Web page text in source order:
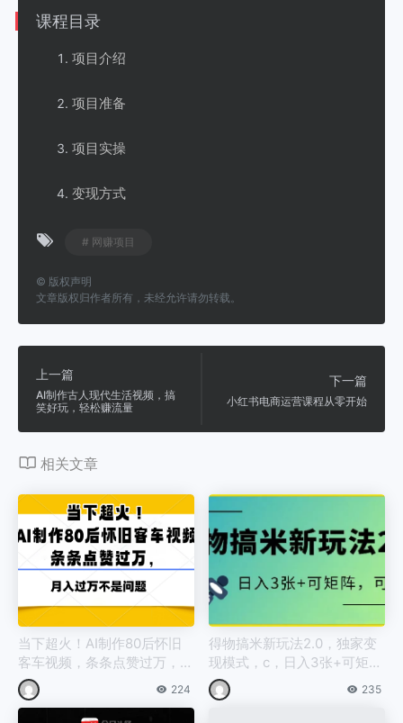
课程目录
项目介绍
项目准备
项目实操
变现方式
# 网赚项目
© 版权声明
文章版权归作者所有，未经允许请勿转载。
上一篇
AI制作古人现代生活视频，搞
笑好玩，轻松赚流量
下一篇
小红书电商运营课程从零开始
相关文章
当下超火！AI制作80后怀旧
客车视频，条条点赞过万，月
入过万不是问题
224
得物搞米新玩法2.0，独家变
现模式，c，日入3张+可矩
阵，可放大
235